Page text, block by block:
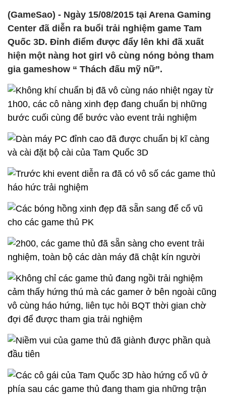
(GameSao) - Ngày 15/08/2015 tại Arena Gaming
Center đã diễn ra buổi trải nghiệm game Tam
Quốc 3D. Đỉnh điểm được đẩy lên khi đã xuất
hiện một nàng hot girl vô cùng nóng bỏng tham
gia gameshow “ Thách đấu mỹ nữ”.